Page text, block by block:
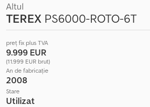
Altul
TEREX PS6000-ROTO-6T
preț fix plus TVA
9.999 EUR
(11.999 EUR brut)
An de fabricație
2008
Stare
Utilizat